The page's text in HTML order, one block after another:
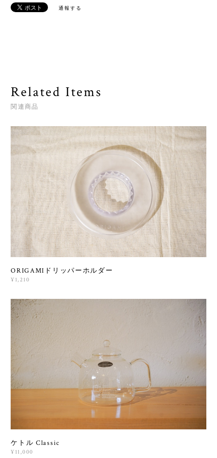
通報する
Related Items
関連商品
ORIGAMIドリッパーホルダー
¥1,210
ケトル Classic
¥11,000